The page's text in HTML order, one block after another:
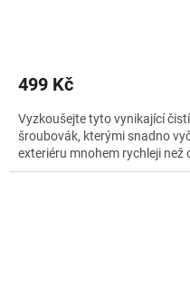
499 Kč
Vyzkoušejte tyto vynikající
šroubovák, kterými snadno
exteriéru mnohem rychleji než